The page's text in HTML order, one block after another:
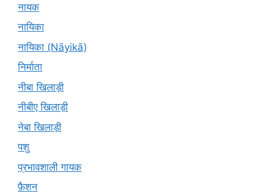
नायक
नायिका
नायिका (Nāyikā)
निर्माता
नीबा खिलाड़ी
नीबीए खिलाड़ी
नेबा खिलाड़ी
पशु
प्रभावशाली गायक
फ़ैशन